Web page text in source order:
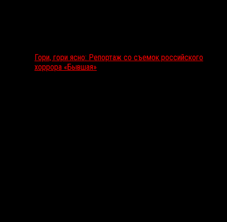
Гори, гори ясно: Репортаж со съемок российского
хоррора «Бывшая»